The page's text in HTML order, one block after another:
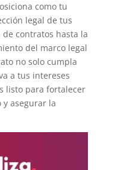
como tu
legal de tus
contratos hasta la
del marco legal
no solo cumpla
a tus intereses
listo para fortalecer
asegurar la